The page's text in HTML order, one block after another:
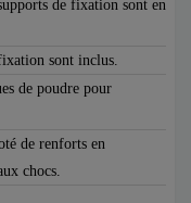
de fixation sont en
sont inclus.
de poudre pour
de renforts en
chocs.